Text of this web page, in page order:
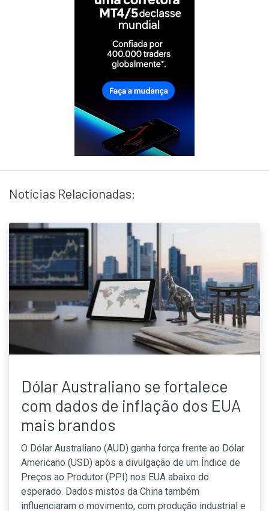
Notícias Relacionadas:
Dólar Australiano se fortalece
com dados de inflação dos EUA
mais brandos
O Dólar Australiano (AUD) ganha força frente ao Dólar
Americano (USD) após a divulgação de um Índice de
Preços ao Produtor (PPI) nos EUA abaixo do
esperado. Dados mistos da China também
influenciaram o movimento, com produção industrial e